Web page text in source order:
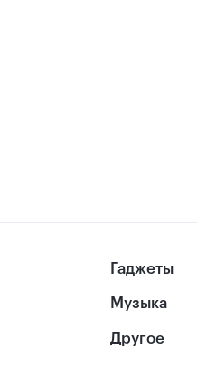
Гаджеты
Музыка
Другое